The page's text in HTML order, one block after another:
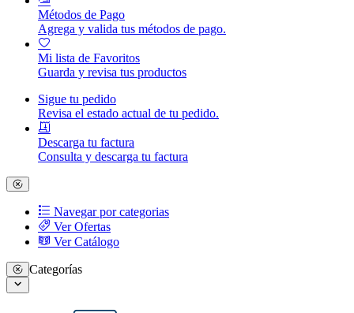
Métodos de Pago
Agrega y valida tus métodos de pago.
Mi lista de Favoritos
Guarda y revisa tus productos
Sigue tu pedido
Revisa el estado actual de tu pedido.
Descarga tu factura
Consulta y descarga tu factura
Navegar por categorias
Ver Ofertas
Ver Catálogo
Categorías